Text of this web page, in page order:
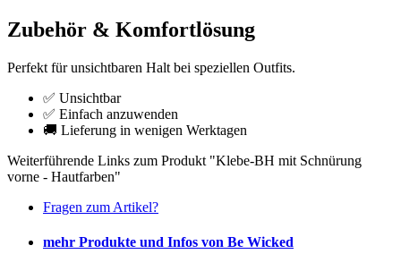
Zubehör & Komfortlösung
Perfekt für unsichtbaren Halt bei speziellen Outfits.
✅ Unsichtbar
✅ Einfach anzuwenden
🚚 Lieferung in wenigen Werktagen
Weiterführende Links zum Produkt "Klebe-BH mit Schnürung
vorne - Hautfarben"
Fragen zum Artikel?
mehr Produkte und Infos von Be Wicked